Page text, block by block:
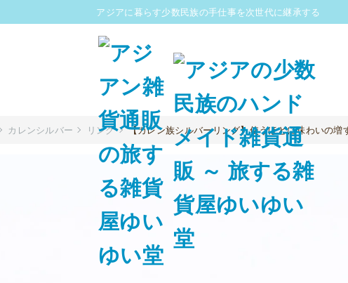
アジアに暮らす少数民族の手仕事を次世代に継承する
カレンシルバー リング 【カレン族シルバーリング】使うほどに味わいの増